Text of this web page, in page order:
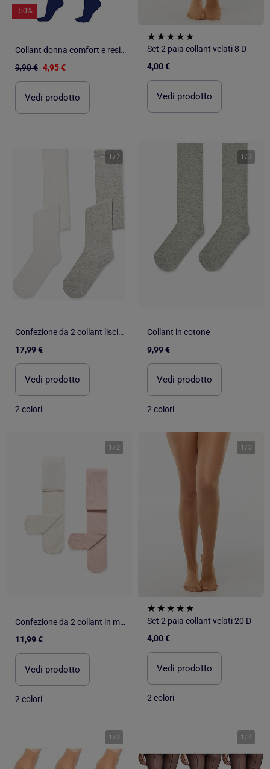
-50%
Collant donna comfort e resistenza DIAMANTINO
9,90 € 4,95 €
Vedi prodotto
Set 2 paia collant velati 8 D
4,00 €
Vedi prodotto
1 /2
Confezione da 2 collant lisci/a costine
17,99 €
Vedi prodotto
2 colori
1 / 3
Collant in cotone
9,99 €
Vedi prodotto
2 colori
1 / 2
Confezione da 2 collant in microfibra
11,99 €
Vedi prodotto
2 colori
1 / 3
Set 2 paia collant velati 20 D
4,00 €
Vedi prodotto
2 colori
1 / 3 1 /4